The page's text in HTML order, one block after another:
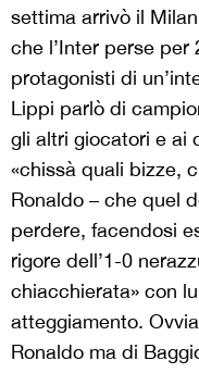
settima arrivò il
che l’Inter perse
protagonisti di
Lippi parlò di
gli altri giocatori e ai
«chissà quali bizze,
Ronaldo – che quel
perdere, facendosi
rigore dell’1-0
chiacchierata» con
atteggiamento.
Ronaldo ma di